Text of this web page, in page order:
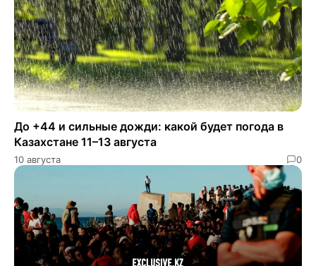
До +44 и сильные дожди: какой будет погода в
Казахстане 11–13 августа
10 августа 0